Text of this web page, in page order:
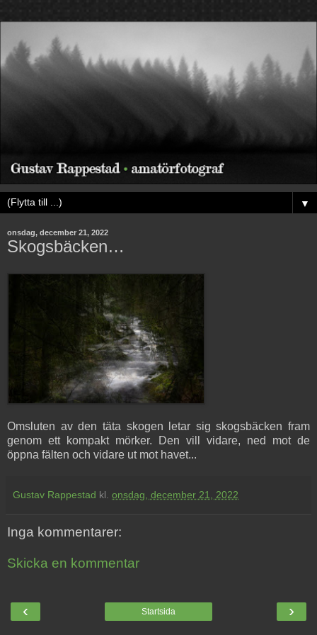
▼
onsdag, december 21, 2022
Skogsbäcken…
Omsluten av den täta skogen letar sig skogsbäcken fram
genom ett kompakt mörker. Den vill vidare, ned mot de
öppna fälten och vidare ut mot havet...
Gustav Rappestad kl. onsdag, december 21, 2022
Inga kommentarer:
Skicka en kommentar
‹ ›
Startsida